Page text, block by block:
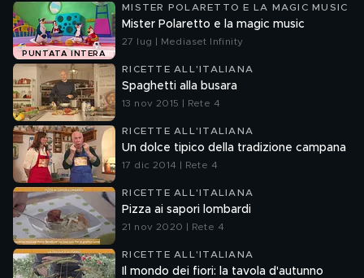
PUNTATA INTERA
MISTER POLARETTO E LA MAGIC MUSIC
Mister Polaretto e la magic music
27 lug | Mediaset Infinity
RICETTE ALL'ITALIANA
Spaghetti alla busara
13 nov 2015 | Rete 4
RICETTE ALL'ITALIANA
Un dolce tipico della tradizione campana
17 dic 2014 | Rete 4
RICETTE ALL'ITALIANA
Pizza ai sapori lombardi
21 nov 2020 | Rete 4
RICETTE ALL'ITALIANA
Il mondo dei fiori: la tavola d'autunno